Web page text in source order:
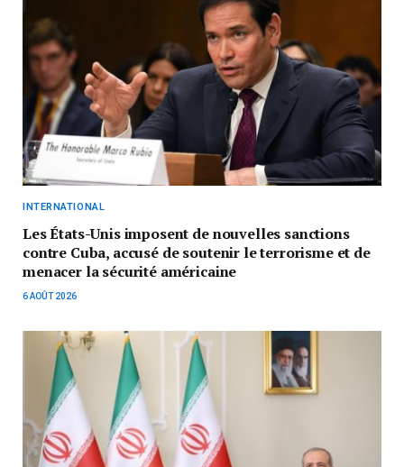
INTERNATIONAL
Les États-Unis imposent de nouvelles sanctions
contre Cuba, accusé de soutenir le terrorisme et de
menacer la sécurité américaine
6 AOÛT 2026